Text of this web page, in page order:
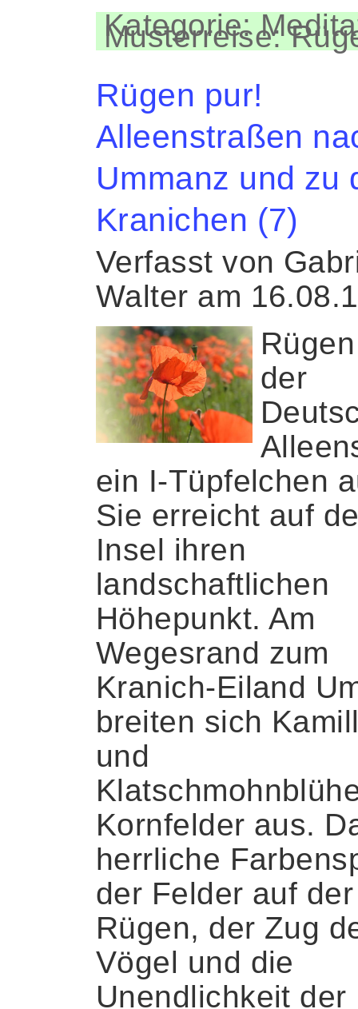
Kategorie:
Musterreise:
Rügen pur!
Alleenstraßen
Ummanz und zu
Kranichen (7)
Verfasst von
Walter am
der
ein I-Tüpfelchen
Sie erreicht auf
Insel ihren
landschaftlichen
Höhepunkt. Am
Wegesrand zum
Kranich-Eiland
breiten sich
und
Kornfelder aus.
herrliche
der Felder auf
Rügen, der Zug
Vögel und die
Unendlichkeit der